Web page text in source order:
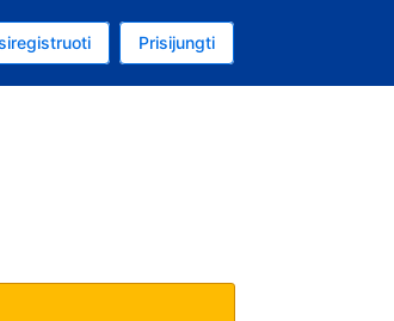
Prisijungti